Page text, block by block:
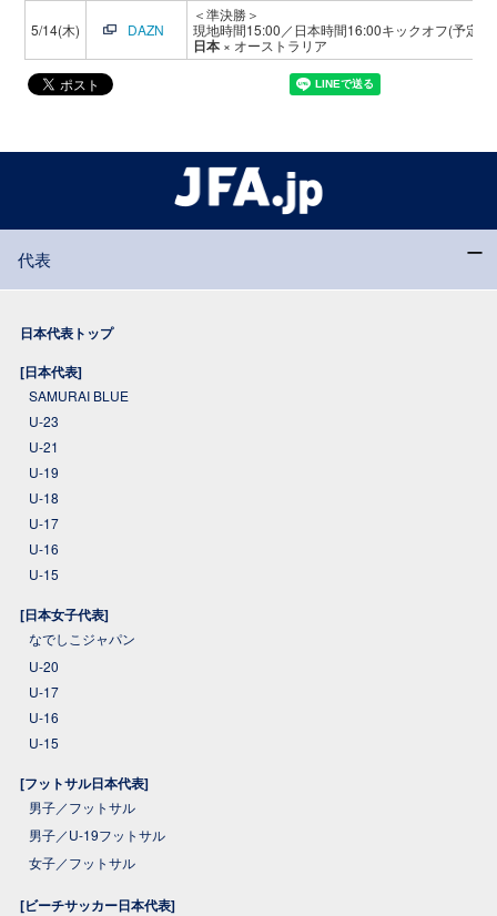
5/14(木) DAZN
＜準決勝＞
現地時間15:00／日本時間16:00キックオフ(予定)
日本 × オーストラリア
代表
日本代表トップ
[日本代表]
SAMURAI BLUE
U-23
U-21
U-19
U-18
U-17
U-16
U-15
[日本女子代表]
なでしこジャパン
U-20
U-17
U-16
U-15
[フットサル日本代表]
男子／フットサル
男子／U-19フットサル
女子／フットサル
[ビーチサッカー日本代表]